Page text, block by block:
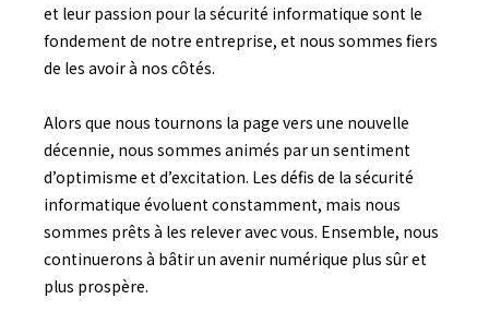
et leur passion pour la sécurité informatique sont le
fondement de notre entreprise, et nous sommes fiers
de les avoir à nos côtés.
Alors que nous tournons la page vers une nouvelle
décennie, nous sommes animés par un sentiment
d’optimisme et d’excitation. Les défis de la sécurité
informatique évoluent constamment, mais nous
sommes prêts à les relever avec vous. Ensemble, nous
continuerons à bâtir un avenir numérique plus sûr et
plus prospère.